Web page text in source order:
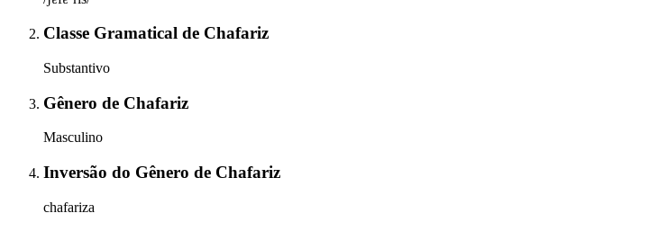
Classe Gramatical de Chafariz
Substantivo
Gênero de Chafariz
Masculino
Inversão do Gênero de Chafariz
chafariza